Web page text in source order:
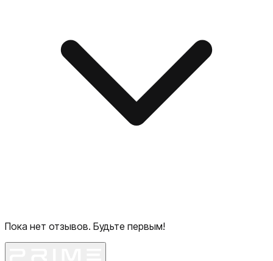
Пока нет отзывов. Будьте первым!